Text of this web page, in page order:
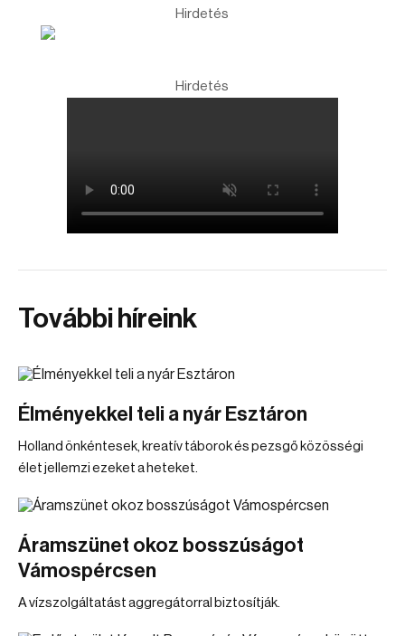
Hirdetés
Hirdetés
További híreink
Élményekkel teli a nyár Esztáron
Holland önkéntesek, kreatív táborok és pezsgő közösségi
élet jellemzi ezeket a heteket.
Áramszünet okoz bosszúságot
Vámospércsen
A vízszolgáltatást aggregátorral biztosítják.